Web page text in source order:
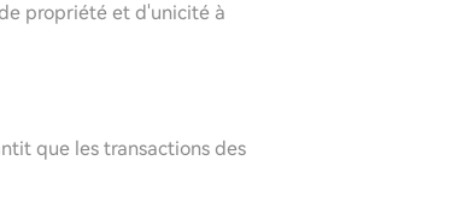
propriété et d'unicité à
que les transactions des